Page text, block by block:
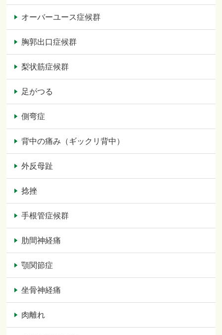
オーバーユース症候群
胸郭出口症候群
梨状筋症候群
足がつる
側弯症
背中の痛み（ギックリ背中）
外反母趾
捻挫
手根管症候群
肋間神経痛
顎関節症
坐骨神経痛
肉離れ